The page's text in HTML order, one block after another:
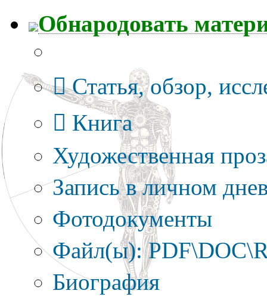
Обнародовать
Статья, обзор,
Книга
Художественная
Запись в личном
Фотодокументы
Файл(ы):
Биография